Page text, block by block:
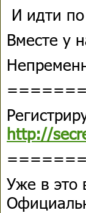
И идти
Вместе у
http://
Уже в это